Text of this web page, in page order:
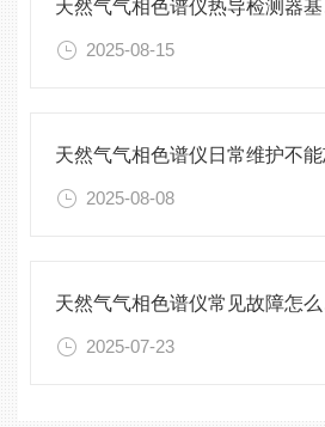
2025-08-15
天然气气相色谱仪日常维护不能
2025-08-08
2025-07-23